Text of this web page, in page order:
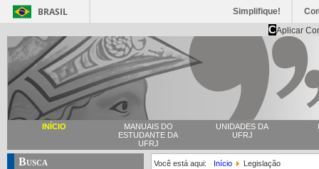
BRASIL Simplifique!
CAplicar
INÍCIO
MANUAIS DO
ESTUDANTE DA
UFRJ
UNIDADES DA
UFRJ
Busca Você está aqui: Início Legislação